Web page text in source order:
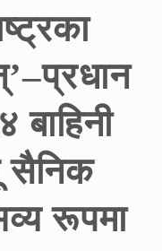
बाहिनी
सैनिक
रूपमा